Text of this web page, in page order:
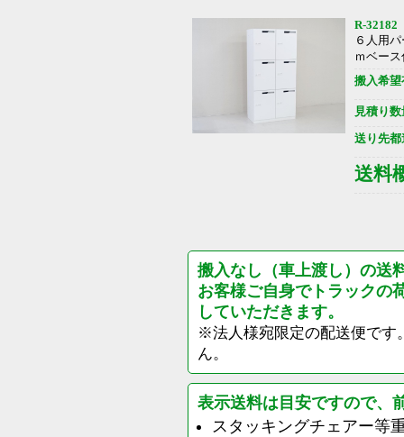
R-32182
６人用
ｍベー
搬入希望
見積り数
送り先都
送料
搬入なし（車上渡し）の送
お客様ご自身でトラックの
していただきます。
※法人様宛限定の配送便です
ん。
表示送料は目安ですので、
スタッキングチェアー等